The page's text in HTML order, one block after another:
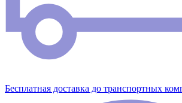
Бесплатная доставка до транспортных